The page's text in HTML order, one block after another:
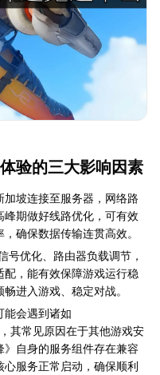
验的三大影响因素
加坡连接至服务器，网络路
期做好线路优化，可有效
确保数据传输连贯高效。
号优化、路由器负载调节，
，能有效保障游戏运行稳
进入游戏、稳定对战。
能会遇到诸如
其常见原因在于其他游戏安
自身的服务组件存在兼容
服务正常启动，确保顺利